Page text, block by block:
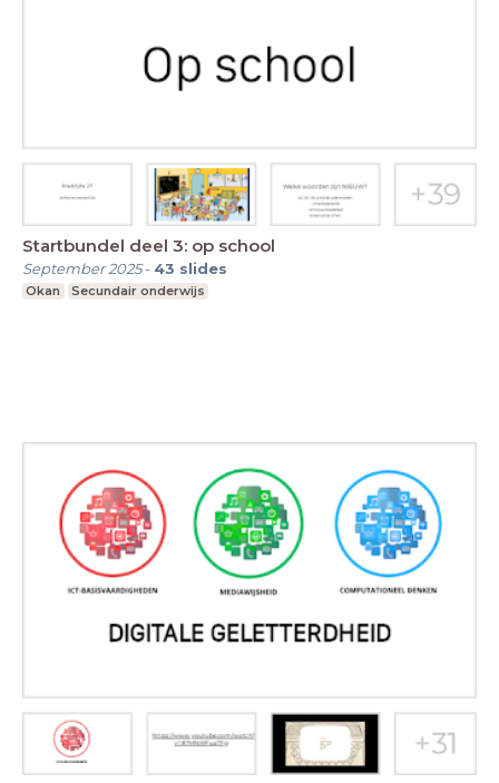
Startbundel deel 3: op school
September 2025- 43 slides
Okan Secundair onderwijs